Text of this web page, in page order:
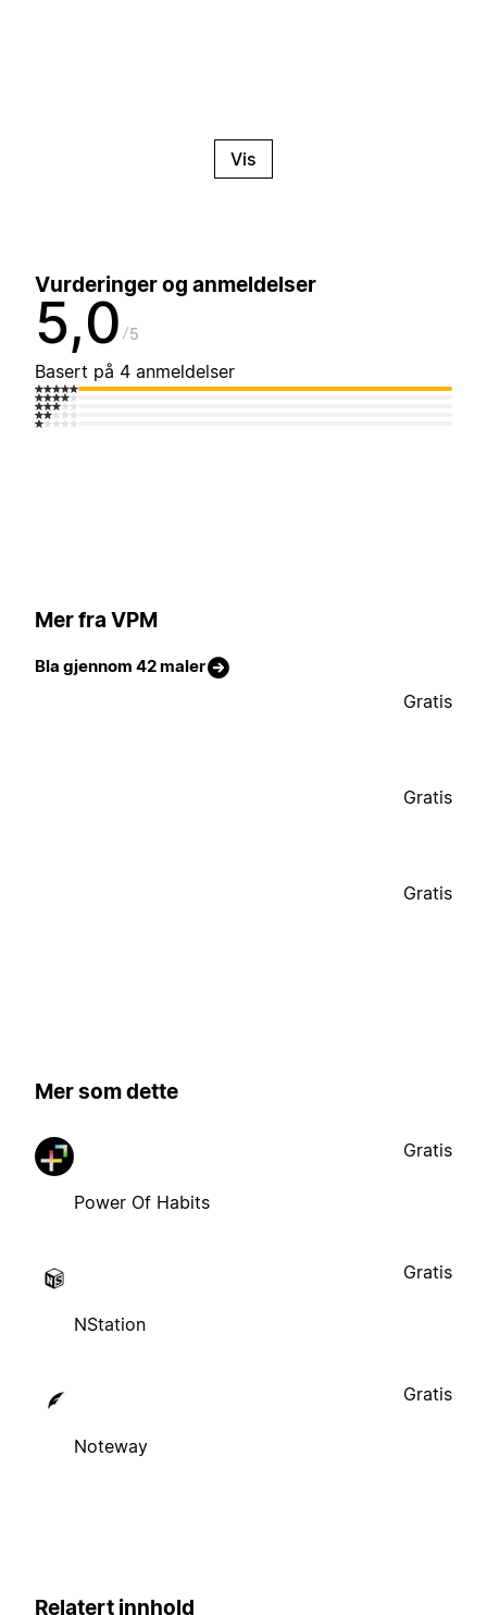
Vis
Vurderinger og anmeldelser
5,0 5
Basert på 4 anmeldelser
Mer fra VPM
Bla gjennom 42 maler
Gratis
Gratis
Gratis
Mer som dette
Power Of Habits
Gratis
NStation
Gratis
Noteway
Gratis
Relatert innhold